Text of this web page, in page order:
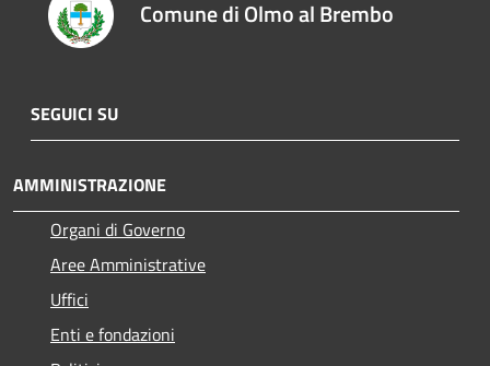
Comune di Olmo al Brembo
SEGUICI SU
AMMINISTRAZIONE
Organi di Governo
Aree Amministrative
Uffici
Enti e fondazioni